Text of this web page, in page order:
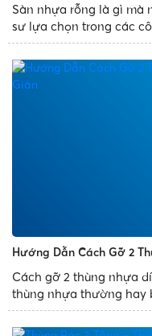
Sàn nhựa rỗng là gì mà
sư lựa chọn trong các
giải pháp thay thế cho
mang đến nhiều ưu
Hướng Dẫn Cách Gỡ 2
Cách gỡ 2 thùng nhựa
thùng nhựa thường hay
thường gặp phải của
trên một cách dễ dàng,